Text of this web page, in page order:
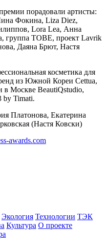
порадовали артисты:
Фокина, Liza Diez,
Lora Lea, Анна
группа TOBE, проект Lavrik
Даяна Брют, Настя
косметика для
из Южной Кореи Cettua,
в Москве BeautiQstudio,
by Timati.
Платонова, Екатерина
(Настя Ковски)
awards.com
Экология Технологии ТЭК
Культура О проекте